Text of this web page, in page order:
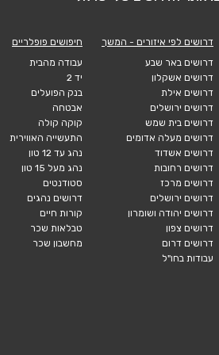
דרושים לפי איזורים - המשך
דרושים באר שבע
דרושים אשקלון
דרושים אילת
דרושים ירושלים
דרושים בית שמש
דרושים מעלה אדומים
דרושים אשדוד
דרושים רחובות
דרושים מרכז
דרושים ירושלים
דרושים יהודה ושומרון
דרושים צפון
דרושים דרום
עבודות בחו"ל
חיפושים פופלריים
עבודה מהבית
יד 2
בנק הפועלים
אבטחה
קוקה קולה
התעשייה האווירית
נהג עד 12 טון
נהג מעל 15 טון
סטודנטים
דרושים נהגים
קורות חיים
טבלאות שכר
מחשבון שכר